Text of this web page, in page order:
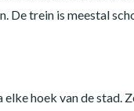
De trein is meestal
hoek van de stad.